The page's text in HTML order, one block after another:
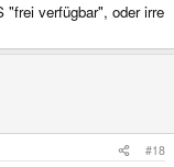
"frei verfügbar", oder irre
#18